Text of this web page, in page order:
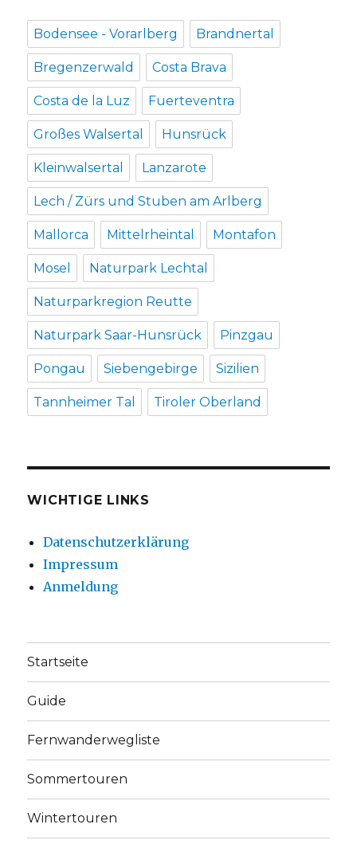
Bodensee - Vorarlberg Brandnertal
Bregenzerwald Costa Brava
Costa de la Luz Fuerteventra
Großes Walsertal Hunsrück
Kleinwalsertal Lanzarote
Lech / Zürs und Stuben am Arlberg
Mallorca Mittelrheintal Montafon
Mosel Naturpark Lechtal
Naturparkregion Reutte
Naturpark Saar-Hunsrück Pinzgau
Pongau Siebengebirge Sizilien
Tannheimer Tal Tiroler Oberland
WICHTIGE LINKS
Datenschutzerklärung
Impressum
Anmeldung
Startseite
Guide
Fernwanderwegliste
Sommertouren
Wintertouren